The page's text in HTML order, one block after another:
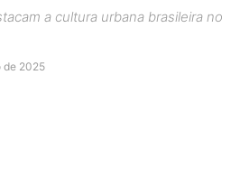
a cultura urbana brasileira no
de 2025